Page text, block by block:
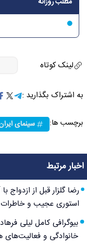
لینک کوتاه
به اشتراک بگذارید :
برچسب ها: سینمای
اخبار مرتبط
رضا گلزار قبل از
استوری عجیب و
بیوگرافی کامل لیلی
خانوادگی و فعالیت‌های